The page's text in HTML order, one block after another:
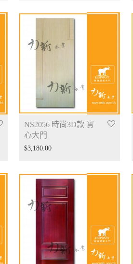
NS2056 時尚3D款 實
心大門
$3,180.00